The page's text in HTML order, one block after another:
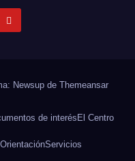
Newsup de Themeansar
de interésEl Centro
OrientaciónServicios